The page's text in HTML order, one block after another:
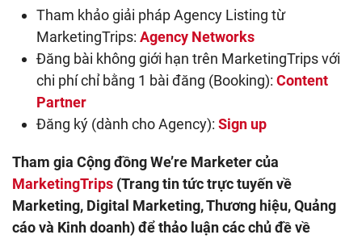
Tham khảo giải pháp Agency Listing từ
MarketingTrips: Agency Networks
Đăng bài không giới hạn trên MarketingTrips với
chi phí chỉ bằng 1 bài đăng (Booking): Content
Partner
Đăng ký (dành cho Agency): Sign up
Tham gia Cộng đồng We’re Marketer của
MarketingTrips (Trang tin tức trực tuyến về
Marketing, Digital Marketing, Thương hiệu, Quảng
cáo và Kinh doanh) để thảo luận các chủ đề về